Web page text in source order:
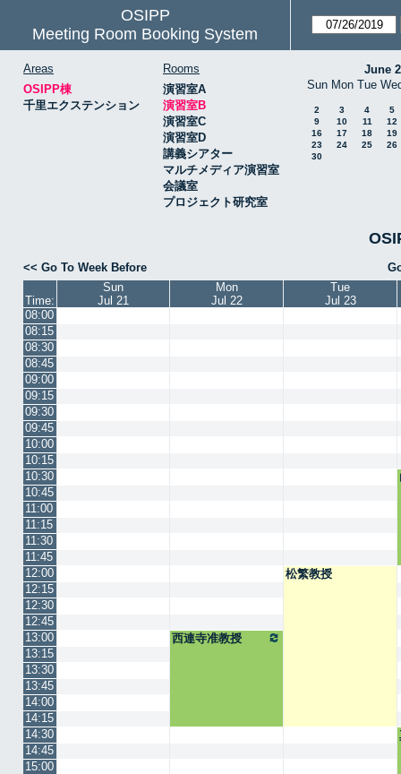
OSIPP
Meeting Room Booking System
Areas
OSIPP棟
千里エクステンション
Rooms
演習室A
演習室B
演習室C
演習室D
講義シアター
マルチメディア演習室
会議室
プロジェクト研究室
June
Sun Mon Tue
2 3 4
5
9
10 11
12
16
17 18
19
23
24 25
26
30
<< Go To Week Before
Time:
Sun
Jul 21
Mon
Jul 22
Tue
Jul 23
08:00
08:15
08:30
08:45
09:00
09:15
09:30
09:45
10:00
10:15
10:30
10:45
11:00
11:15
11:30
11:45
12:00
松繁教授
12:15
12:30
12:45
13:00
西連寺准教授
13:15
13:30
13:45
14:00
14:15
14:30
14:45
15:00